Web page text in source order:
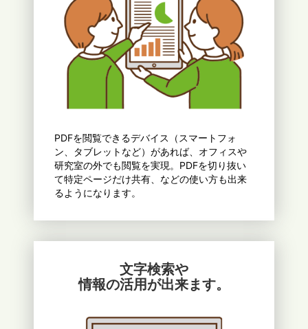
PDFを閲覧できるデバイス（スマートフォ
ン、タブレットなど）があれば、オフィスや
研究室の外でも閲覧を実現。PDFを切り抜い
て特定ページだけ共有、などの使い方も出来
るようになります。
文字検索や
情報の活用が出来ます。